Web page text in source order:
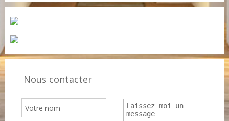
Nous contacter